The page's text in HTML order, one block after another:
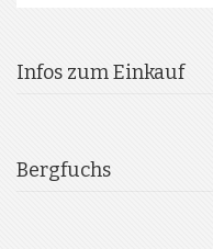
Infos zum Einkauf
Bergfuchs